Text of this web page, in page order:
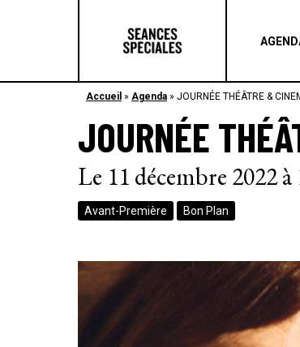
Accueil » Agenda » JOURNÉE THÉÂTRE &
JOURNÉE
Le 11 décembre 2022
Avant-Première Bon Plan